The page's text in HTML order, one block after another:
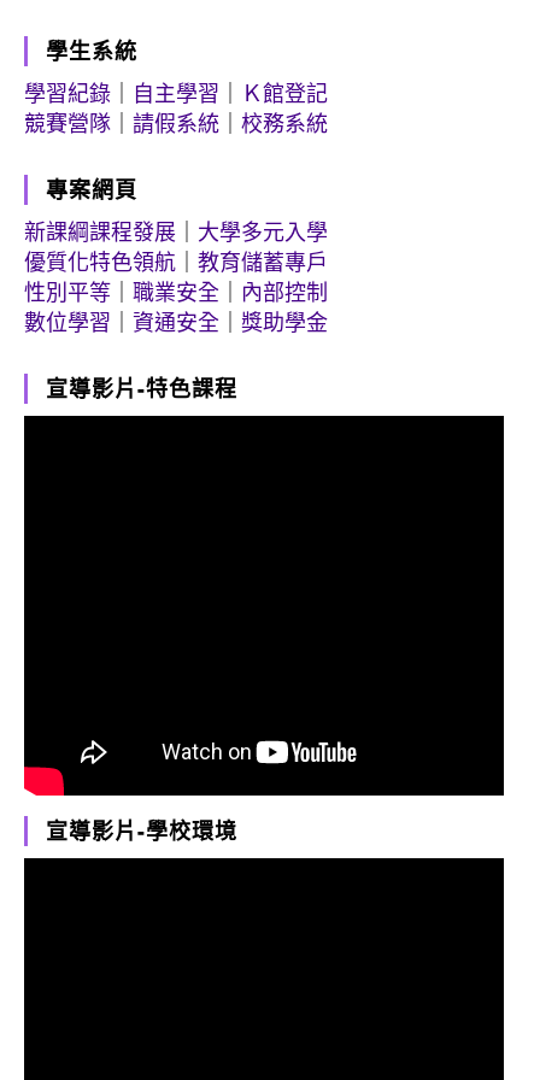
學生系統
學習紀錄
自主學習
Ｋ館登記
競賽營隊
請假系統 校務系統
專案網頁
新課綱課程發展
大學多元入學
優質化特色領航
教育儲蓄專戶
性別平等
職業安全
內部控制
數位學習
資通安全 獎助學金
宣導影片-特色課程
宣導影片-學校環境